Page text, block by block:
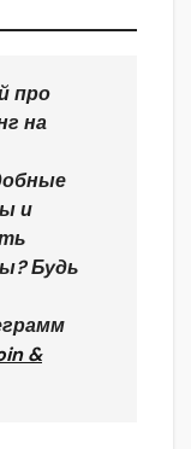
про
на
и
Будь
&